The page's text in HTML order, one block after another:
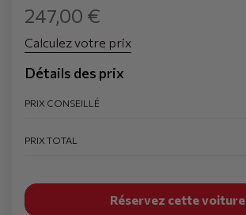
247,00 €
Calculez votre prix
Détails des prix
PRIX CONSEILLÉ
PRIX TOTAL
Réservez cette voiture